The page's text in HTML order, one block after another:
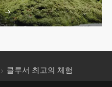
클루서 최고의 체험